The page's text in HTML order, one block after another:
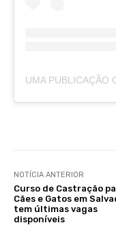
NOTÍCIA ANTERIOR
Curso de Castração
Cães e Gatos em
tem últimas vagas
disponíveis